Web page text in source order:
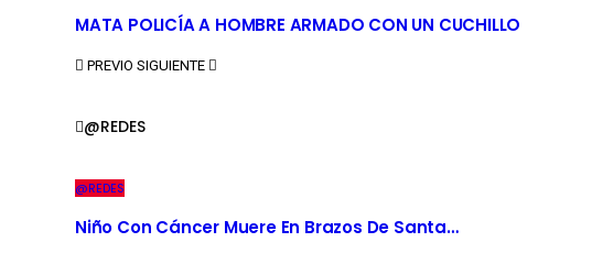
MATA POLICÍA A HOMBRE ARMADO CON UN CUCHILLO
PREVIO SIGUIENTE
@REDES
@REDES
Niño Con Cáncer Muere En Brazos De Santa…